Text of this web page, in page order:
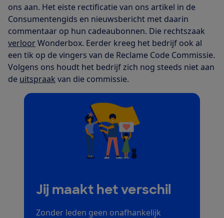
ons aan. Het eiste rectificatie van ons artikel in de
Consumentengids en nieuwsbericht met daarin
commentaar op hun cadeaubonnen. Die rechtszaak
verloorWonderbox. Eerder kreeg het bedrijf ook al
een tik op de vingers van de Reclame Code Commissie.
Volgens ons houdt het bedrijf zich nog steeds niet aan
de uitspraak van die commissie.
Jij maakt het verschil
Zonder leden geen onafhankelijk